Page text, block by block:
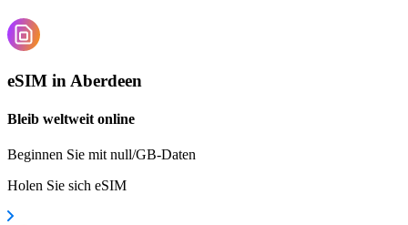
eSIM in Aberdeen
Bleib weltweit online
Beginnen Sie mit null/GB-Daten
Holen Sie sich eSIM